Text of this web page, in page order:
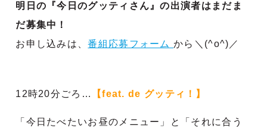
明日の『今日のグッティさん』の出演者はまだま
だ募集中！
お申し込みは、番組応募フォームから＼(^o^)／
12時20分ごろ… 【feat. de グッティ！】
「今日たべたいお昼のメニュー」と「それに合う